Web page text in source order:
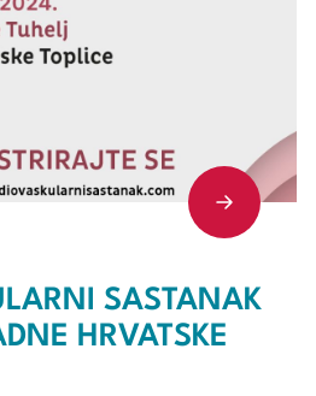
SASTANAK
HRVATSKE